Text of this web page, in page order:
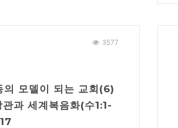
3577
의 모델이 되는 교회(6)
과 세계복음화(수1:1-